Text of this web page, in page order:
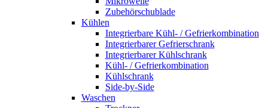
Zubehörschublade
Kühlen
Integrierbare Kühl- / Gefrierkombination
Integrierbarer Gefrierschrank
Integrierbarer Kühlschrank
Kühl- / Gefrierkombination
Kühlschrank
Side-by-Side
Waschen